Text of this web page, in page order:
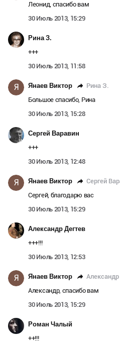
Леонид, спасибо вам
30 Июль 2013, 15:29
Рина З.
+++
30 Июль 2013, 11:58
Я Янаев Виктор Рина З.
Большое спасибо, Рина
30 Июль 2013, 15:28
Сергей Варавин
+++
30 Июль 2013, 12:48
Я Янаев Виктор Сергей
Сергей, благодарю вас
30 Июль 2013, 15:29
Александр Дегтев
+++!!!
30 Июль 2013, 12:53
Я Янаев Виктор
Александр, спасибо вам
30 Июль 2013, 15:29
Роман Чалый
++!!!